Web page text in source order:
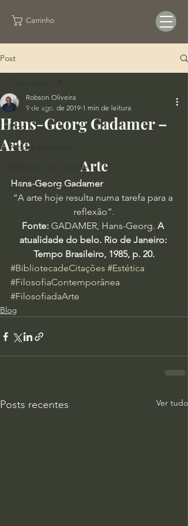
Carrinho
Post
Todos posts
Blog
Artigos Exclusivos
Biblioteca de Citações
Reflexões Cotidianas
Hans-Georg Gadamer –
Arte
Robson Oliveira
9 de ago. de 2019 1 min de leitura
Arte
Hans-Georg Gadamer
“A arte hoje resulta numa tarefa para a
reflexão”.
Fonte: GADAMER, Hans-Georg. A
atualidade do belo. Rio de Janeiro:
Tempo Brasileiro, 1985, p. 20.
#BibliotecadeCitações #Estética
#FilosofiaContemporânea
#FilosofiadaArte
Blog
Posts recentes Ver tudo